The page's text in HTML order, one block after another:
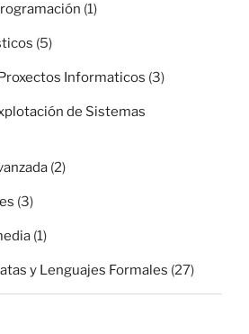
(1)
(5)
Informaticos (3)
de Sistemas
(2)
(3)
(1)
y Lenguajes Formales (27)